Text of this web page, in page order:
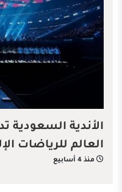
الأندية السعودية
العالم للرياضات
منذ 4 أسابيع